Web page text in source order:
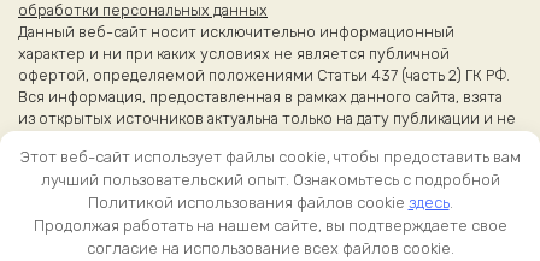
обработки персональных данных
Данный веб-сайт носит исключительно информационный
характер и ни при каких условиях не является публичной
офертой, определяемой положениями Статьи 437 (часть 2) ГК РФ.
Вся информация, предоставленная в рамках данного сайта, взята
из открытых источников актуальна только на дату публикации и не
Более точные сведения об эксплуатации приборов вы можете
получить из оригинальных каталогов и руководств
производителей.
Этот веб-сайт использует файлы cookie, чтобы предоставить вам
лучший пользовательский опыт. Ознакомьтесь с подробной
Политикой использования файлов cookie здесь.
Продолжая работать на нашем сайте, вы подтверждаете свое
согласие на использование всех файлов cookie.